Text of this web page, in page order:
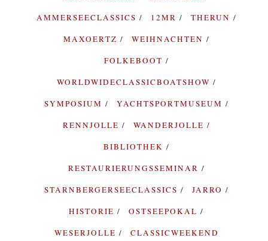
AMMERSEECLASSICS
12MR
THERUN
MAXOERTZ
WEIHNACHTEN
FOLKEBOOT
WORLDWIDECLASSICBOATSHOW
SYMPOSIUM
YACHTSPORTMUSEUM
RENNJOLLE
WANDERJOLLE
BIBLIOTHEK
RESTAURIERUNGSSEMINAR
STARNBERGERSEECLASSICS
JARRO
HISTORIE
OSTSEEPOKAL
WESERJOLLE
CLASSICWEEKEND